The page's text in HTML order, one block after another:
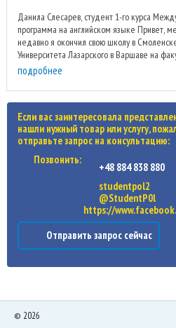
Данила Слесарев, студент 1-го курса
программа на английском языке Привет,
недавно я окончил свою школу в
Университета Лазарского в Варшаве на
подробнее
Если вас заинтересовала
нашли нужный товар или услугу,
отправьте запрос на консультацию:
Позвонить:
+48 884 838 880
studentpol2
@StudentP0l
https://
Отправить запрос сейчас
© 2026